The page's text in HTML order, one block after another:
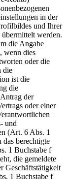
in der
und Ihrer
werden.
die Angabe
wenn dies
oder die
die
ist die
die
der
oder einer
und
(Art. 6 Abs. 1
berechtigte
1 Buchstabe f
die gemeldete
Geschäftstätigkeit
1 Buchstabe f